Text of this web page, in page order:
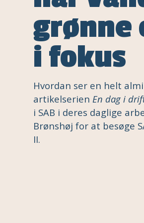
grønne
i fokus
Hvordan ser en helt
artikelserienEn dag i
i SAB i deres daglige
Brønshøj for at besøge
II.